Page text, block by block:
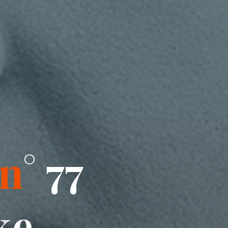
° 7
77